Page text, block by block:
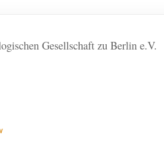
Gesellschaft zu Berlin e.V.